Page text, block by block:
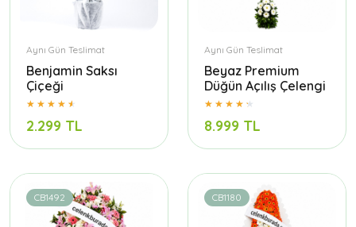
Aynı Gün Teslimat
Benjamin Saksı
Çiçeği
2.299 TL
Aynı Gün Teslimat
Beyaz Premium
Düğün Açılış Çelengi
8.999 TL
CB1492 CB1180